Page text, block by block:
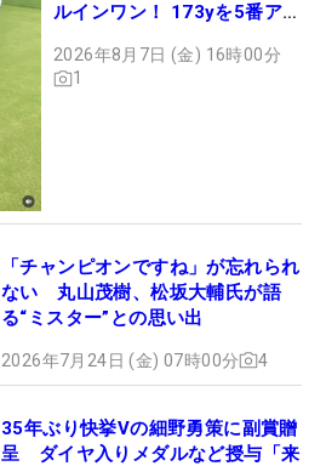
ルインワン！ 173yを5番アイ
2026年8月7日 (金) 16時00分
1
「チャンピオンですね」が忘れられ
ない 丸山茂樹、松坂大輔氏が語
る“ミスター”との思い出
2026年7月24日 (金) 07時00分 4
35年ぶり快挙Vの細野勇策に副賞贈
呈 ダイヤ入りメダルなど授与「来